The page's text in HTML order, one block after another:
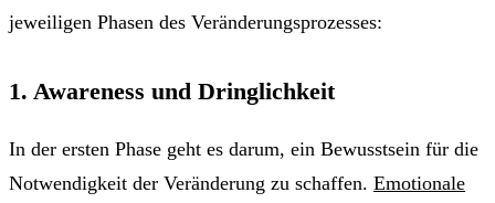
jeweiligen Phasen des Veränderungsprozesses:
1. Awareness und Dringlichkeit
In der ersten Phase geht es darum, ein Bewusstsein für die
Notwendigkeit der Veränderung zu schaffen. Emotionale